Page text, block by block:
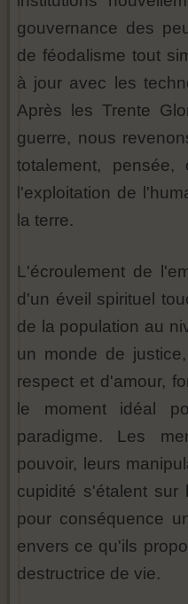
gouvernance des
de féodalisme tout
à jour avec les
Après les Trente
guerre, nous
totalement,
l'exploitation de
la terre.
L'écroulement de
d'un éveil spirituel
de la population au
un monde de
respect et d'amour,
le moment idéal
paradigme. Les
pouvoir, leurs
cupidité s'étalent
pour conséquence
envers ce qu'ils
destructrice de vie.